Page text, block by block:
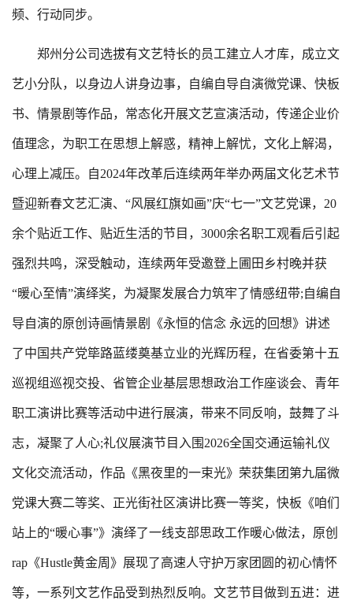
频、行动同步。
郑州分公司选拔有文艺特长的员工建立人才库，成立文
艺小分队，以身边人讲身边事，自编自导自演微党课、快板
书、情景剧等作品，常态化开展文艺宣演活动，传递企业价
值理念，为职工在思想上解惑，精神上解忧，文化上解渴，
心理上减压。自2024年改革后连续两年举办两届文化艺术节
暨迎新春文艺汇演、“风展红旗如画”庆“七一”文艺党课，20
余个贴近工作、贴近生活的节目，3000余名职工观看后引起
强烈共鸣，深受触动，连续两年受邀登上圃田乡村晚并获
“暖心至情”演绎奖，为凝聚发展合力筑牢了情感纽带;自编自
导自演的原创诗画情景剧《永恒的信念 永远的回想》讲述
了中国共产党筚路蓝缕奠基立业的光辉历程，在省委第十五
巡视组巡视交投、省管企业基层思想政治工作座谈会、青年
职工演讲比赛等活动中进行展演，带来不同反响，鼓舞了斗
志，凝聚了人心;礼仪展演节目入围2026全国交通运输礼仪
文化交流活动，作品《黑夜里的一束光》荣获集团第九届微
党课大赛二等奖、正光街社区演讲比赛一等奖，快板《咱们
站上的“暖心事”》演绎了一线支部思政工作暖心做法，原创
rap《Hustle黄金周》展现了高速人守护万家团圆的初心情怀
等，一系列文艺作品受到热烈反响。文艺节目做到五进：进